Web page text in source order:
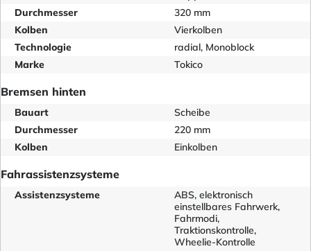
Durchmesser
320 mm
Kolben
Vierkolben
Technologie
radial, Monoblock
Marke
Tokico
Bremsen hinten
Bauart
Scheibe
Durchmesser
220 mm
Kolben
Einkolben
Fahrassistenzsysteme
Assistenzsysteme
ABS, elektronisch
einstellbares Fahrwerk,
Fahrmodi,
Traktionskontrolle,
Wheelie-Kontrolle